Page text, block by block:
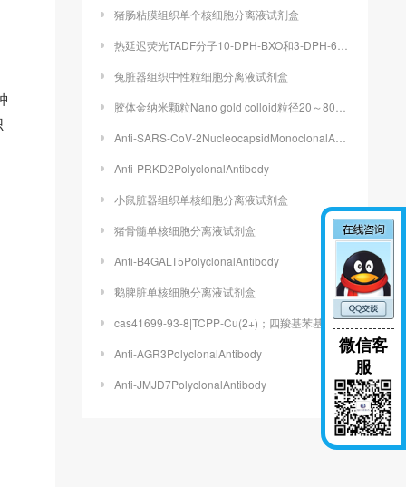
猪肠粘膜组织单个核细胞分离液试剂盒
热延迟荧光TADF分子10-DPH-BXO和3-DPH-6-Br-XO
兔脏器组织中性粒细胞分离液试剂盒
胶体金纳米颗粒Nano gold colloid粒径20～80nm
Anti-SARS-CoV-2NucleocapsidMonoclonalAntibody
Anti-PRKD2PolyclonalAntibody
小鼠脏器组织单核细胞分离液试剂盒
猪骨髓单核细胞分离液试剂盒
Anti-B4GALT5PolyclonalAntibody
鹅脾脏单核细胞分离液试剂盒
cas41699-93-8|TCPP-Cu(2+)；四羧基苯基卟啉铜
Anti-AGR3PolyclonalAntibody
Anti-JMJD7PolyclonalAntibody
微信客
服